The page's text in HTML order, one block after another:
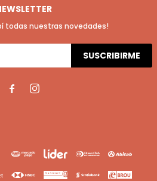
todas nuestras novedades!
SUSCRIBIRME
 